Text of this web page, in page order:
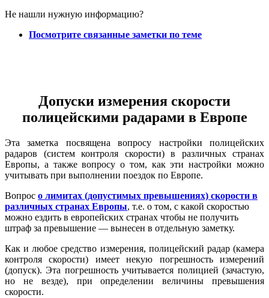
Не нашли нужную информацию?
Посмотрите связанные заметки по теме
Допуски измерения скорости
полицейскими радарами в Европе
Эта заметка посвящена вопросу настройки полицейских
радаров (систем контроля скорости) в различных странах
Европы, а также вопросу о том, как эти настройки можно
учитывать при выполнении поездок по Европе.
Вопрос о лимитах (допустимых превышениях) скорости в
различных странах Европы, т.е. о том, с какой скоростью
можно ездить в европейских странах чтобы не получить
штраф за превышение — вынесен в отдельную заметку.
Как и любое средство измерения, полицейский радар (камера
контроля скорости) имеет некую погрешность измерений
(допуск). Эта погрешность учитывается полицией (зачастую,
но не везде), при определении величины превышения
скорости.